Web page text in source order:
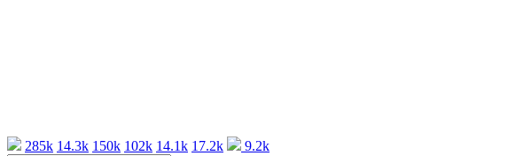
285k 14.3k 150k 102k 14.1k 17.2k 9.2k